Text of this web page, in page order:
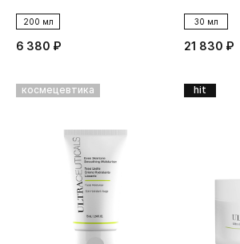
200 мл
6 380 ₽
30 мл
21 830 ₽
космецевтика hit